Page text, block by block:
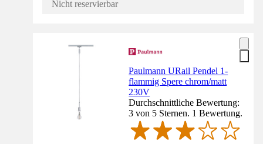
Nicht reservierbar
Paulmann URail Pendel 1-
flammig Spere chrom/matt
230V
Durchschnittliche Bewertung:
3 von 5 Sternen. 1 Bewertung.